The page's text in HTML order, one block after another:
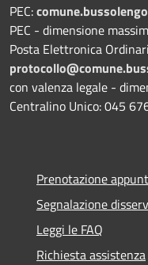
PEC:
PEC - dimensione
Posta Elettronica
con valenza legale -
Centralino Unico: 045
Prenotazione
Segnalazione
Leggi le FAQ
Richiesta assistenza